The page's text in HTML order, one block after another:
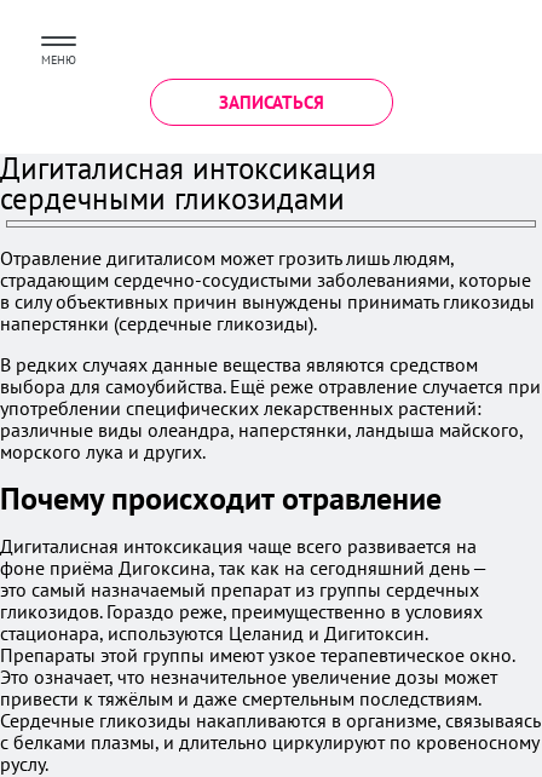
МЕНЮ
ЗАПИСАТЬСЯ
Дигиталисная интоксикация
сердечными гликозидами
Отравление дигиталисом может грозить лишь людям,
страдающим сердечно-сосудистыми заболеваниями, которые
в силу объективных причин вынуждены принимать гликозиды
наперстянки (сердечные гликозиды).
В редких случаях данные вещества являются средством
выбора для самоубийства. Ещё реже отравление случается при
употреблении специфических лекарственных растений:
различные виды олеандра, наперстянки, ландыша майского,
морского лука и других.
Почему происходит отравление
Дигиталисная интоксикация чаще всего развивается на
фоне приёма Дигоксина, так как на сегодняшний день —
это самый назначаемый препарат из группы сердечных
гликозидов. Гораздо реже, преимущественно в условиях
стационара, используются Целанид и Дигитоксин.
Препараты этой группы имеют узкое терапевтическое окно.
Это означает, что незначительное увеличение дозы может
привести к тяжёлым и даже смертельным последствиям.
Сердечные гликозиды накапливаются в организме, связываясь
с белками плазмы, и длительно циркулируют по кровеносному
руслу.